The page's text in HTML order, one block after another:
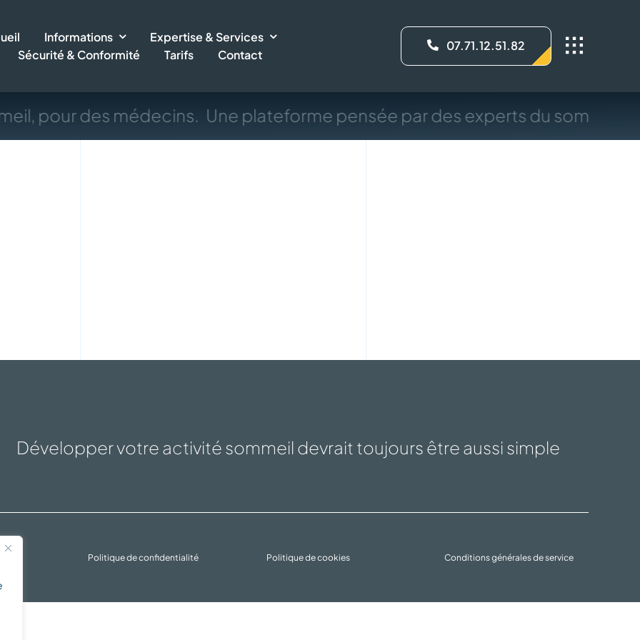
Informations
Expertise & Services
Sécurité & Conformité
Tarifs Contact
07.71.12.51.82
pour des médecins. Une plateforme pensée par des experts du sommeil,
Développer votre activité sommeil devrait toujours être aussi simple
Politique de confidentialité Politique de cookies Conditions générales de service